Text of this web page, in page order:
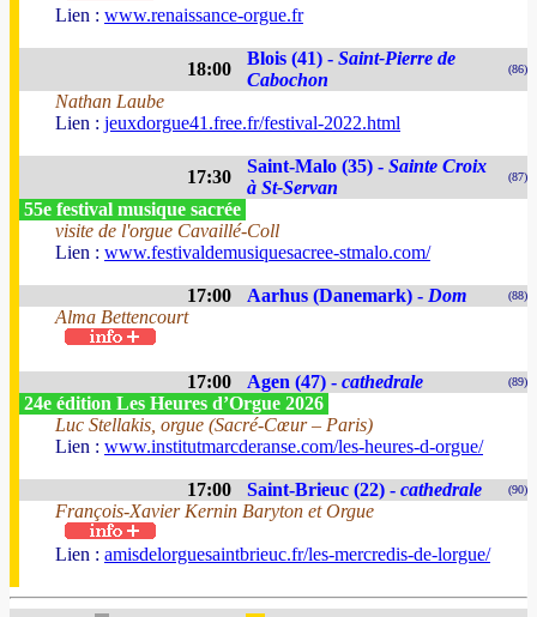
Lien : www.renaissance-orgue.fr
18:00
Blois (41) - Saint-Pierre de
Cabochon
(86)
Nathan Laube
Lien : jeuxdorgue41.free.fr/festival-2022.html
17:30
Saint-Malo (35) - Sainte Croix
à St-Servan
(87)
55e festival musique sacrée
visite de l'orgue Cavaillé-Coll
Lien : www.festivaldemusiquesacree-stmalo.com/
17:00 Aarhus (Danemark) - Dom (88)
Alma Bettencourt
17:00 Agen (47) - cathedrale (89)
24e édition Les Heures d’Orgue 2026
Luc Stellakis, orgue (Sacré-Cœur – Paris)
Lien : www.institutmarcderanse.com/les-heures-d-orgue/
17:00 Saint-Brieuc (22) - cathedrale (90)
François-Xavier Kernin Baryton et Orgue
Lien : amisdelorguesaintbrieuc.fr/les-mercredis-de-lorgue/